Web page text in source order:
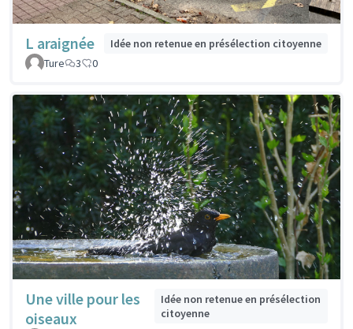
L araignée
Idée non retenue en présélection citoyenne
Ture
3 0
Une ville pour les
oiseaux
Idée non retenue en présélection
citoyenne